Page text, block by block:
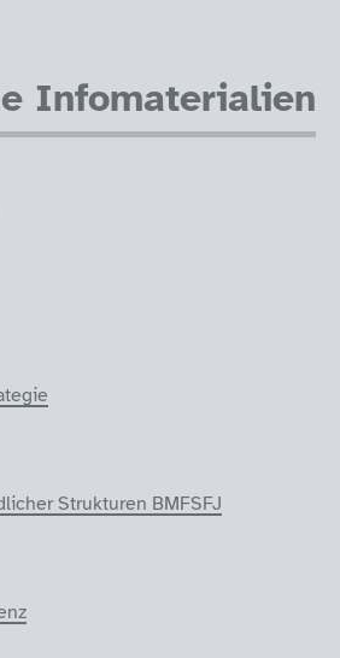
Infomaterialien
Strukturen BMFSFJ